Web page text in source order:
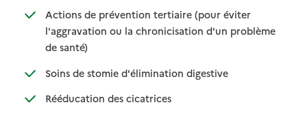
Actions de prévention tertiaire (pour éviter
l'aggravation ou la chronicisation d'un problème
de santé): disponible
: non disponible
Soins de stomie d'élimination digestive: disponible
: non disponible
Rééducation des cicatrices: disponible
: non disponible